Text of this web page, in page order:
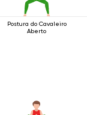
Postura do Cavaleiro
Aberto